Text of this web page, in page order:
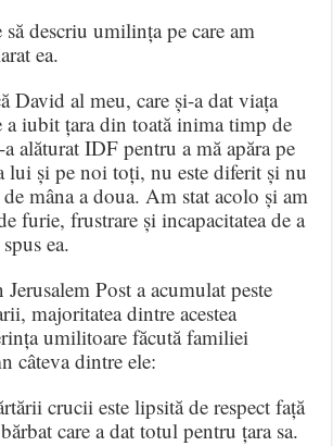
descriu umilința pe care am
ea.
David al meu, care și-a dat viața
a iubit țara din toată inima timp de
alăturat IDF pentru a mă apăra pe
lui și pe noi toți, nu este diferit și nu
de mâna a doua. Am stat acolo și am
furie, frustrare și incapacitatea de a
ea.
Post a acumulat peste
majoritatea dintre acestea
umilitoare făcută familiei
câteva dintre ele:
crucii este lipsită de respect față
care a dat totul pentru țara sa.